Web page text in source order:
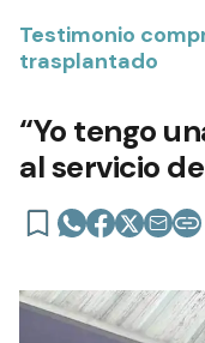
Testimonio
trasplantado
“Yo tengo
al servicio